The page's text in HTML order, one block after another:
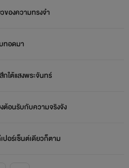
ของความทรงจำ
ทอดมา
ใต้แสงพระจันทร์
ต้อนรับกับความจริงจัง
ปอร์เซ็นต์เดียวก็ตาม